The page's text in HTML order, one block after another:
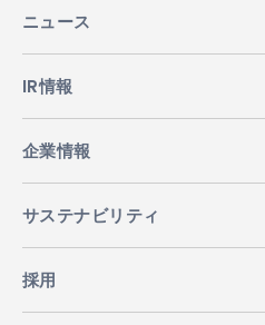
ニュース
IR情報
企業情報
サステナビリティ
採用